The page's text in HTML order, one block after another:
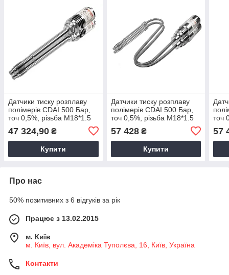
Датчики тиску розплаву
полімерів CDAI 500 Бар,
точ 0,5%, різьба M18*1.5
47 324,90 ₴
Купити
Датчики тиску розплаву
полімерів CDAI 500 Бар,
точ 0,5%, різьба M18*1.5
2-провідна схема Гибкий
капилляр
57 428₴
Купити
точ
57
Про нас
50% позитивних з 6 відгуків за рік
Працює з 13.02.2015
м. Київ
м. Київ, вул. Академіка Туполєва, 16, Київ, Україна
Контакти